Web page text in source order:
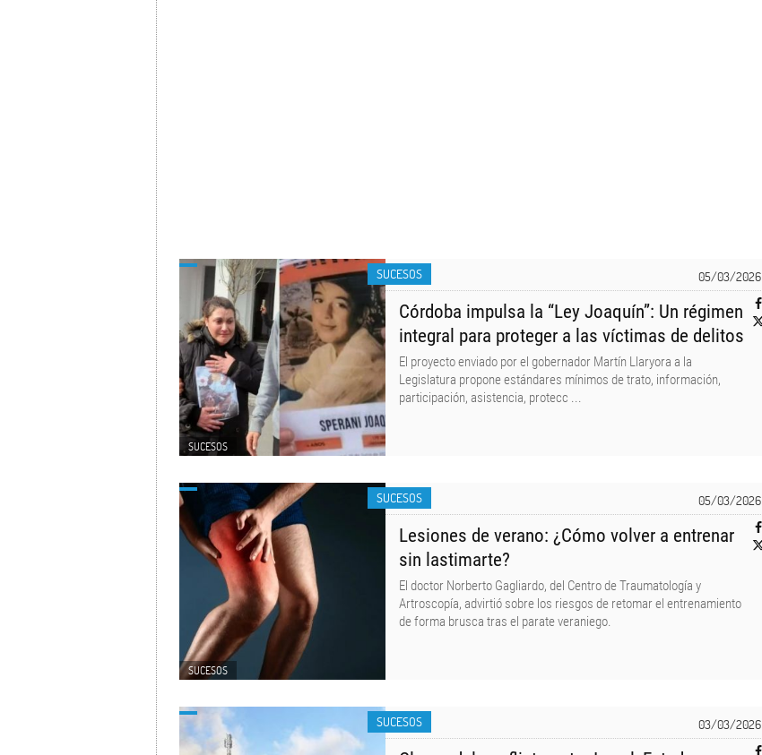
05/03/2026
SUCESOS
SUCESOS
Córdoba impulsa la “Ley Joaquín”: Un régimen
integral para proteger a las víctimas de delitos
El proyecto enviado por el gobernador Martín Llaryora a la
Legislatura propone estándares mínimos de trato, información,
participación, asistencia, protecc ...
05/03/2026
SUCESOS
SUCESOS
Lesiones de verano: ¿Cómo volver a entrenar
sin lastimarte?
El doctor Norberto Gagliardo, del Centro de Traumatología y
Artroscopía, advirtió sobre los riesgos de retomar el entrenamiento
de forma brusca tras el parate veraniego.
03/03/2026
SUCESOS